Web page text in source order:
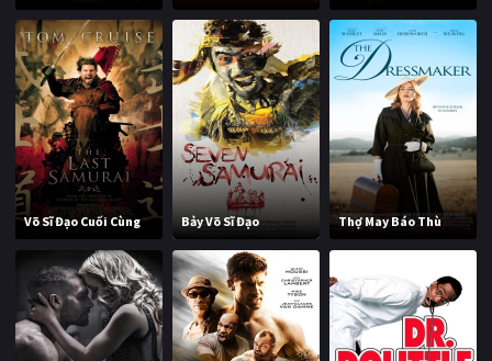
Võ Sĩ Đạo Cuối Cùng Bảy Võ Sĩ Đạo Thợ May Báo Thù